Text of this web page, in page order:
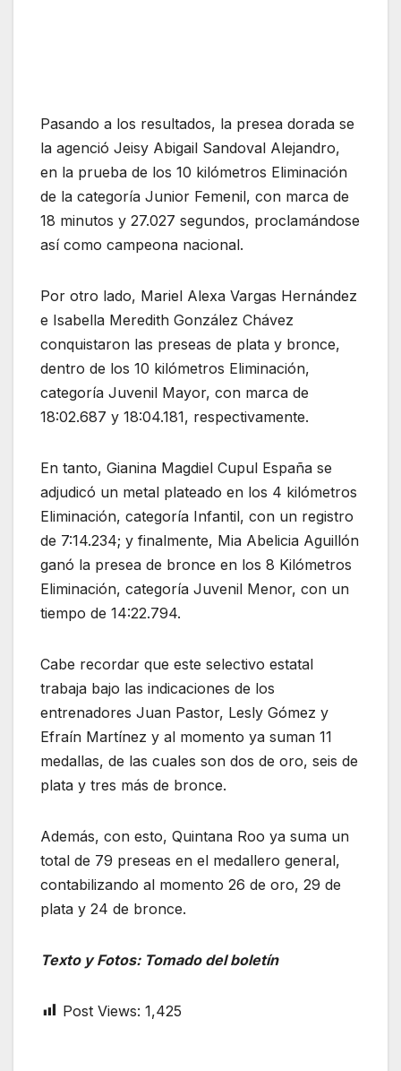
Pasando a los resultados, la presea dorada se
la agenció Jeisy Abigail Sandoval Alejandro,
en la prueba de los 10 kilómetros Eliminación
de la categoría Junior Femenil, con marca de
18 minutos y 27.027 segundos, proclamándose
así como campeona nacional.
Por otro lado, Mariel Alexa Vargas Hernández
e Isabella Meredith González Chávez
conquistaron las preseas de plata y bronce,
dentro de los 10 kilómetros Eliminación,
categoría Juvenil Mayor, con marca de
18:02.687 y 18:04.181, respectivamente.
En tanto, Gianina Magdiel Cupul España se
adjudicó un metal plateado en los 4 kilómetros
Eliminación, categoría Infantil, con un registro
de 7:14.234; y finalmente, Mia Abelicia Aguillón
ganó la presea de bronce en los 8 Kilómetros
Eliminación, categoría Juvenil Menor, con un
tiempo de 14:22.794.
Cabe recordar que este selectivo estatal
trabaja bajo las indicaciones de los
entrenadores Juan Pastor, Lesly Gómez y
Efraín Martínez y al momento ya suman 11
medallas, de las cuales son dos de oro, seis de
plata y tres más de bronce.
Además, con esto, Quintana Roo ya suma un
total de 79 preseas en el medallero general,
contabilizando al momento 26 de oro, 29 de
plata y 24 de bronce.
Texto y Fotos: Tomado del boletín
Post Views: 1,425